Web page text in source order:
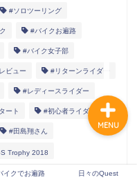
#ソロツーリング
#バイクお遍路
#バイク女子部
ビュー #リターンライダー
#レディースライダー
ート #初心者ライダー
#田島翔さん
Trophy 2018
ターランド バイク女子
イクでお遍路 日々のQuest
MENU
イクでお遍路
日々のQuest